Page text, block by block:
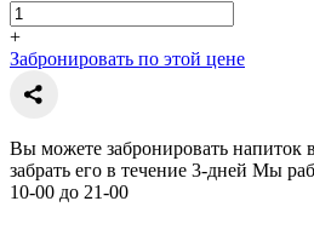
+
Забронировать по этой цене
Вы можете забронировать напиток
забрать его в течение 3-дней Мы
10-00 до 21-00